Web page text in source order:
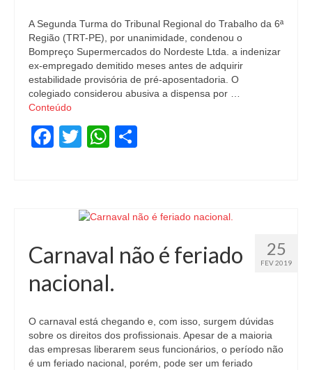
A Segunda Turma do Tribunal Regional do Trabalho da 6ª
Região (TRT-PE), por unanimidade, condenou o
Bompreço Supermercados do Nordeste Ltda. a indenizar
ex-empregado demitido meses antes de adquirir
estabilidade provisória de pré-aposentadoria. O
colegiado considerou abusiva a dispensa por …
Conteúdo
Facebook
TwitterWhatsApp
25
FEV 2019
Carnaval não é feriado
nacional.
O carnaval está chegando e, com isso, surgem dúvidas
sobre os direitos dos profissionais. Apesar de a maioria
das empresas liberarem seus funcionários, o período não
é um feriado nacional, porém, pode ser um feriado